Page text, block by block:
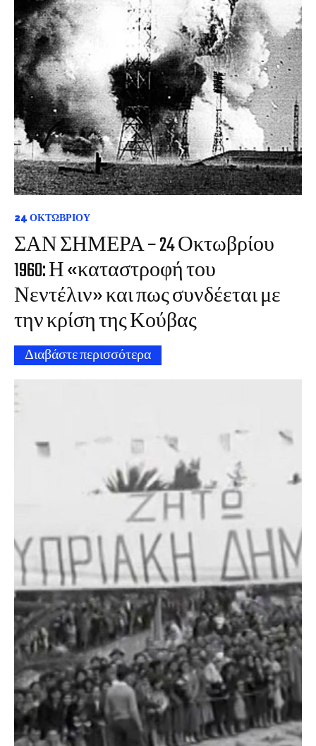
24 ΟΚΤΩΒΡΊΟΥ
ΣΑΝ ΣΗΜΕΡΑ – 24 Οκτωβρίου
1960: Η «καταστροφή του
Νεντέλιν» και πως συνδέεται με
την κρίση της Κούβας
Διαβάστε περισσότερα